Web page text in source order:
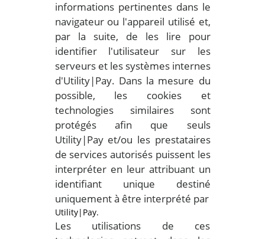
informations pertinentes dans le
navigateur ou l'appareil utilisé et,
par la suite, de les lire pour
identifier l'utilisateur sur les
serveurs et les systèmes internes
d'Utility|Pay. Dans la mesure du
possible, les cookies et
technologies similaires sont
protégés afin que seuls
Utility|Pay et/ou les prestataires
de services autorisés puissent les
interpréter en leur attribuant un
identifiant unique destiné
uniquement à être interprété par
Utility|Pay.
Les utilisations de ces